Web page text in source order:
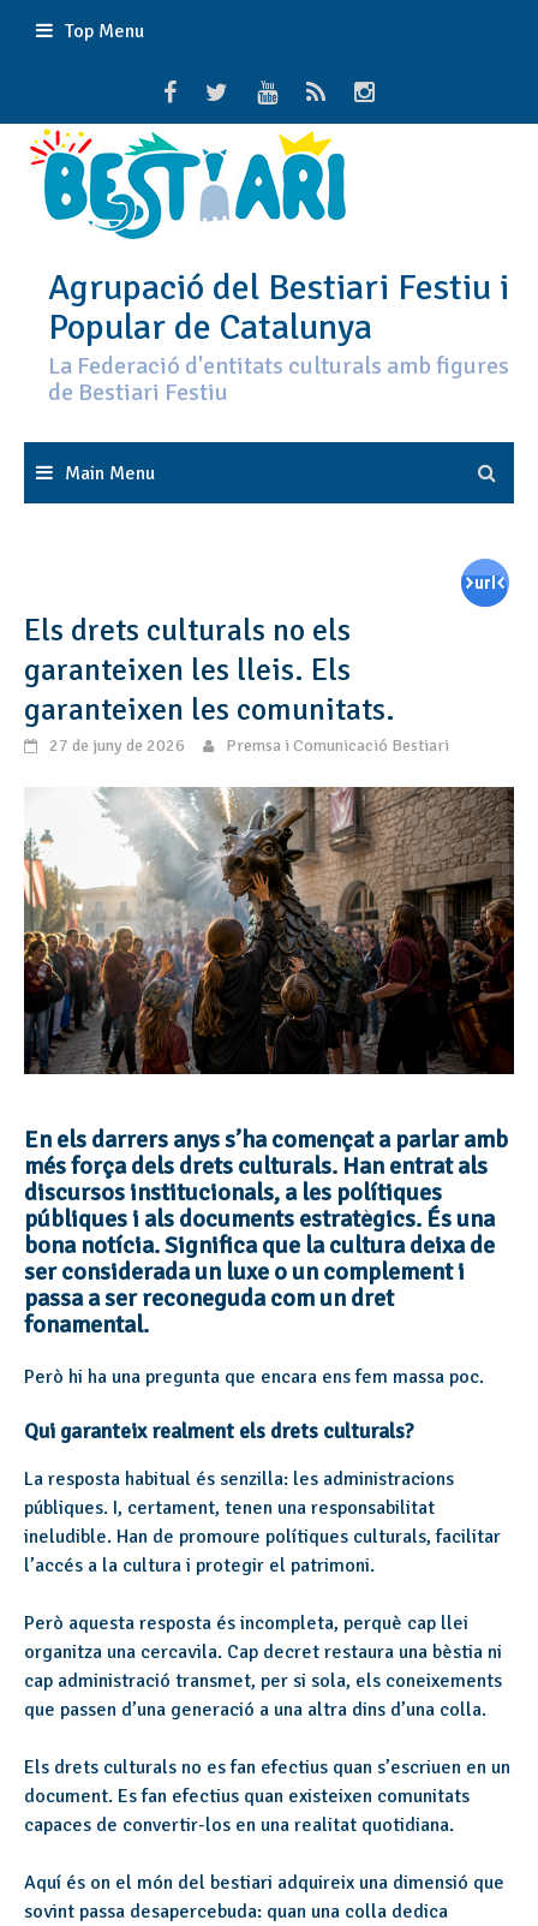
Top Menu
Agrupació del Bestiari Festiu i
Popular de Catalunya
La Federació d'entitats culturals amb figures
de Bestiari Festiu
Main Menu
Els drets culturals no els
garanteixen les lleis. Els
garanteixen les comunitats.
27 de juny de 2026 Premsa i Comunicació Bestiari
En els darrers anys s’ha començat a parlar amb
més força dels drets culturals. Han entrat als
discursos institucionals, a les polítiques
públiques i als documents estratègics. És una
bona notícia. Significa que la cultura deixa de
ser considerada un luxe o un complement i
passa a ser reconeguda com un dret
fonamental.
Però hi ha una pregunta que encara ens fem massa poc.
Qui garanteix realment els drets culturals?
La resposta habitual és senzilla: les administracions
públiques. I, certament, tenen una responsabilitat
ineludible. Han de promoure polítiques culturals, facilitar
l’accés a la cultura i protegir el patrimoni.
Però aquesta resposta és incompleta, perquè cap llei
organitza una cercavila. Cap decret restaura una bèstia ni
cap administració transmet, per si sola, els coneixements
que passen d’una generació a una altra dins d’una colla.
Els drets culturals no es fan efectius quan s’escriuen en un
document. Es fan efectius quan existeixen comunitats
capaces de convertir-los en una realitat quotidiana.
Aquí és on el món del bestiari adquireix una dimensió que
sovint passa desapercebuda: quan una colla dedica